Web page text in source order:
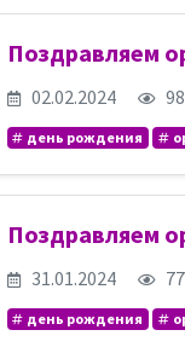
Поздравляем
02.02.2024
день рождения
Поздравляем
31.01.2024
день рождения